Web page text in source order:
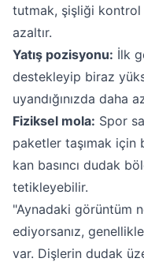
tutmak, şişliği kontrol
azaltır.
Yatış pozisyonu: İlk
destekleyip biraz
uyandığınızda daha
Fiziksel mola: Spor
paketler taşımak
kan basıncı dudak
tetikleyebilir.
"Aynadaki görüntüm
ediyorsanız,
var. Dişlerin dudak